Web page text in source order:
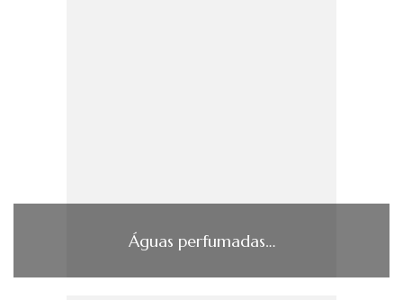
Águas perfumadas…